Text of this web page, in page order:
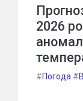
2026
#Погода #